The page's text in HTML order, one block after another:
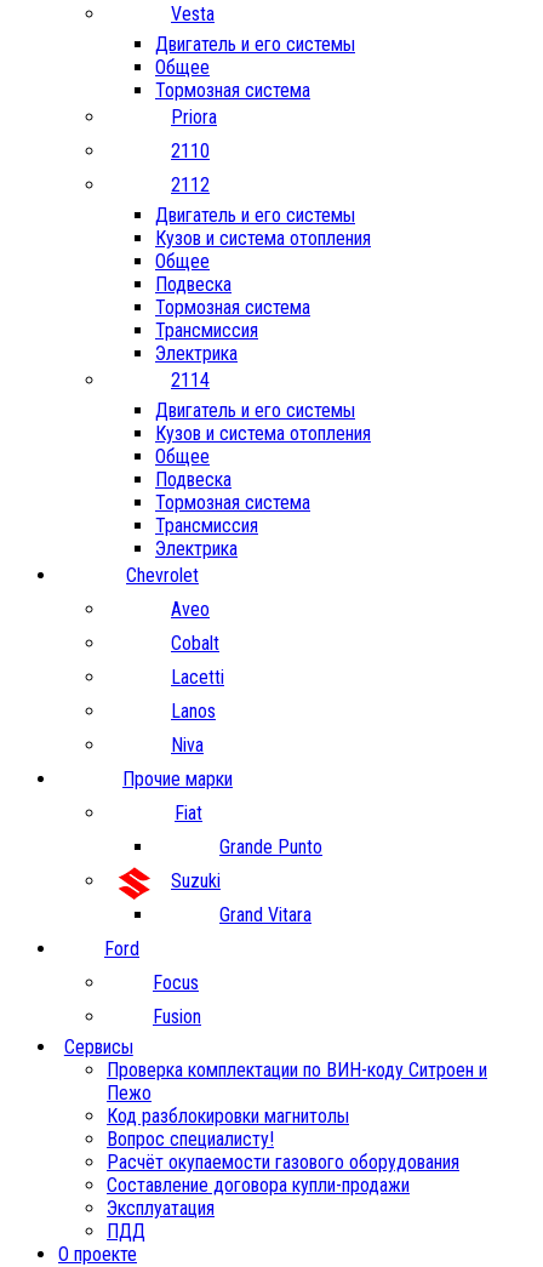
Vesta
Двигатель и его системы
Общее
Тормозная система
Priora
2110
2112
Двигатель и его системы
Кузов и система отопления
Общее
Подвеска
Тормозная система
Трансмиссия
Электрика
2114
Двигатель и его системы
Кузов и система отопления
Общее
Подвеска
Тормозная система
Трансмиссия
Электрика
Chevrolet
Aveo
Cobalt
Lacetti
Lanos
Niva
Прочие марки
Fiat
Grande Punto
Suzuki
Grand Vitara
Ford
Focus
Fusion
Сервисы
Проверка комплектации по ВИН-коду Ситроен и
Пежо
Код разблокировки магнитолы
Вопрос специалисту!
Расчёт окупаемости газового оборудования
Составление договора купли-продажи
Эксплуатация
ПДД
О проекте